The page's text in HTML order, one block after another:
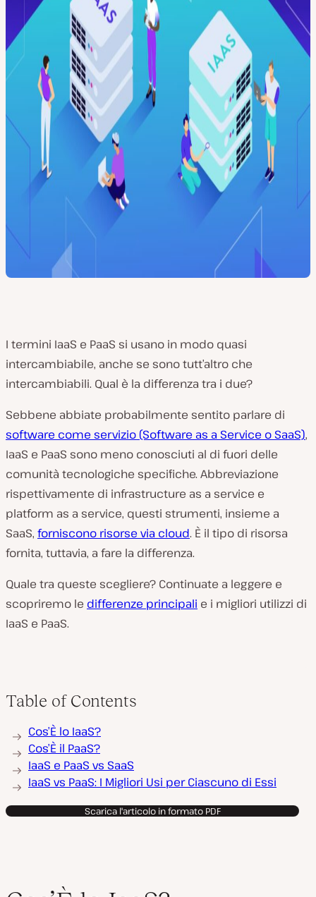
I termini IaaS e PaaS si usano in modo quasi
intercambiabile, anche se sono tutt’altro che
intercambiabili. Qual è la differenza tra i due?
Sebbene abbiate probabilmente sentito parlare di
software come servizio (Software as a Service o SaaS),
IaaS e PaaS sono meno conosciuti al di fuori delle
comunità tecnologiche specifiche. Abbreviazione
rispettivamente di infrastructure as a service e
platform as a service, questi strumenti, insieme a
SaaS, forniscono risorse via cloud. È il tipo di risorsa
fornita, tuttavia, a fare la differenza.
Quale tra queste scegliere? Continuate a leggere e
scopriremo le differenze principali e i migliori utilizzi di
IaaS e PaaS.
Table of Contents
Cos’È lo IaaS?
Cos’È il PaaS?
IaaS e PaaS vs SaaS
IaaS vs PaaS: I Migliori Usi per Ciascuno di Essi
Scarica l'articolo in formato PDF